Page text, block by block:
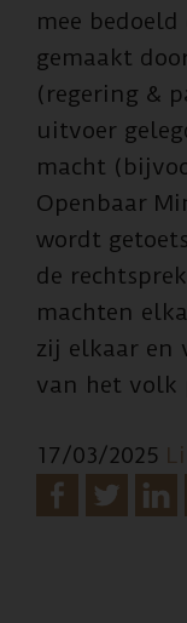
mee
gemaakt
(regering &
uitvoer
macht
Openbaar
wordt
de
machten
zij elkaar
van het volk
17/03/2025